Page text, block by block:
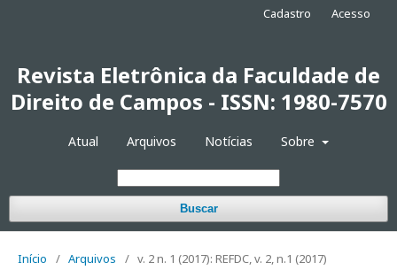
Revista Eletrônica da Faculdade de
Direito de Campos - ISSN: 1980-7570
Atual Arquivos Notícias Sobre
Buscar
Cadastro Acesso
Início / Arquivos / v. 2 n. 1 (2017): REFDC, v. 2, n.1 (2017)